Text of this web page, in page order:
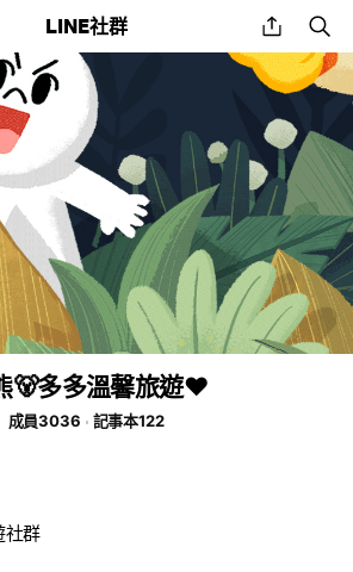
LINE社群 share
🐻多多溫馨旅遊❤️
成員3036 記事本122
社群